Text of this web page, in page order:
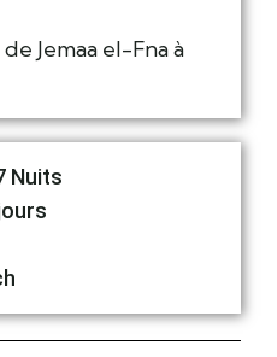
Jemaa el-Fna à
Nuits